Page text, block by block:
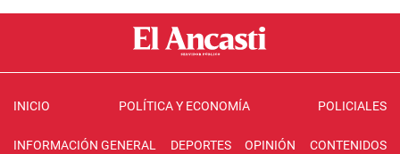
INICIO POLÍTICA Y ECONOMÍA POLICIALES
INFORMACIÓN GENERAL DEPORTES OPINIÓN CONTENIDOS